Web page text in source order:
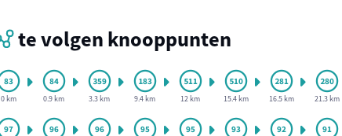
te volgen knooppunten
0 km 0.9 km 3.3 km 9.4 km 12 km 15.4 km 16.5 km 21.3 km